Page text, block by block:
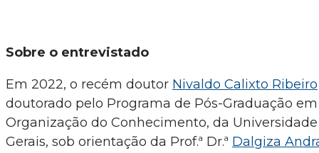
Sobre o entrevistado
Em 2022, o recém doutor Nivaldo Calixto Ribeiro
doutorado pelo Programa de Pós-Graduação
Organização do Conhecimento, da
Gerais, sob orientação da Prof.ª Dr.ª Dalgiza